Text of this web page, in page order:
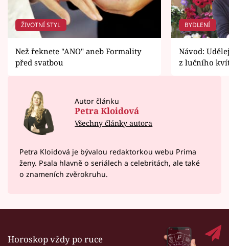
ŽIVOTNÍ STYL
Než řeknete "ANO" aneb Formality
před svatbou
BYDLENÍ
Návod:
z lučního
Autor článku
Petra Kloidová
Všechny články autora
Petra Kloidová je bývalou redaktorkou webu Prima
ženy. Psala hlavně o seriálech a celebritách, ale také
o znameních zvěrokruhu.
Horoskop vždy po ruce